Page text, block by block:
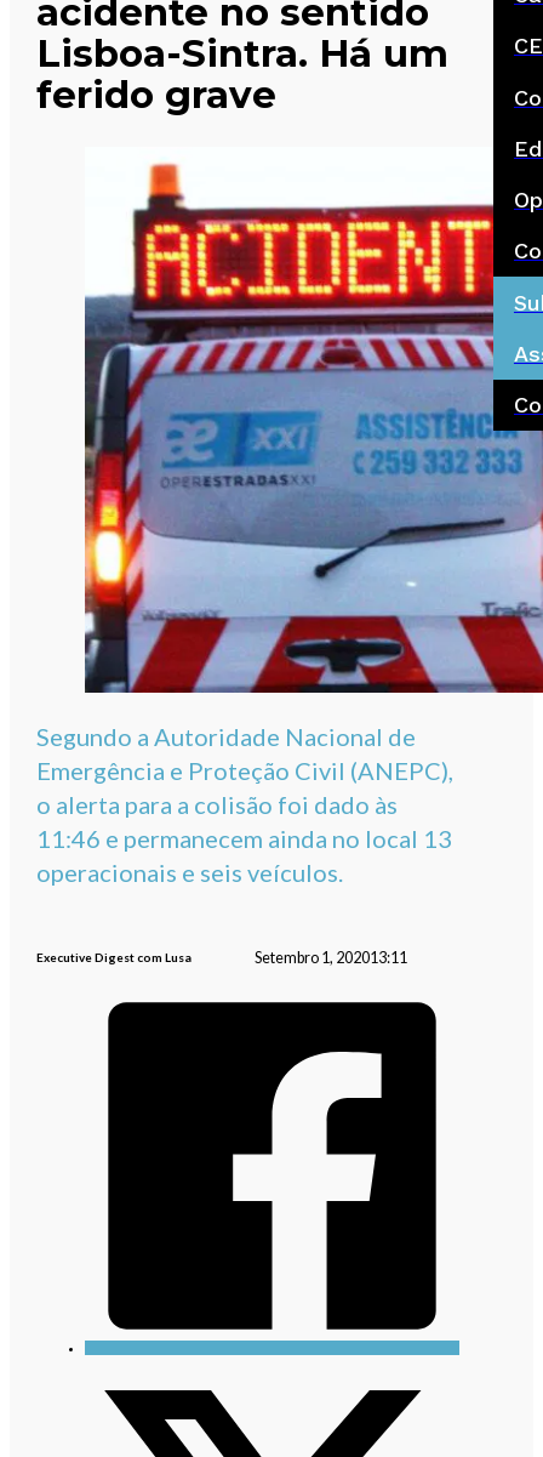
acidente no sentido
Lisboa-Sintra. Há um
ferido grave
Segundo a Autoridade Nacional de
Emergência e Proteção Civil (ANEPC),
o alerta para a colisão foi dado às
11:46 e permanecem ainda no local 13
operacionais e seis veículos.
Executive Digest com Lusa Setembro 1, 202013:11